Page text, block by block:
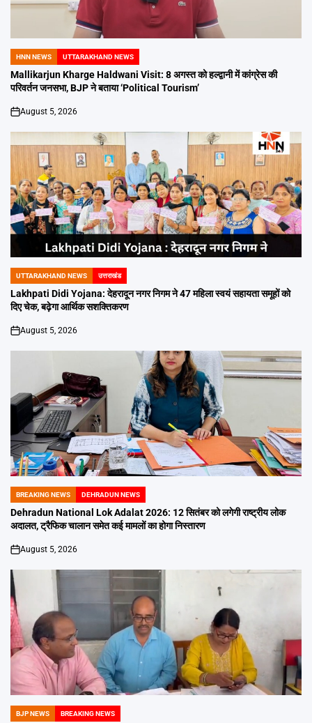
POSTED
IN
HNN NEWS UTTARAKHAND NEWS
Mallikarjun Kharge Haldwani Visit: 8 अगस्त को हल्द्वानी में कांग्रेस की
परिवर्तन जनसभा, BJP ने बताया ‘Political Tourism’
on
August 5, 2026
POSTED
IN
UTTARAKHAND NEWS उत्तराखंड
Lakhpati Didi Yojana: देहरादून नगर निगम ने 47 महिला स्वयं सहायता समूहों को
दिए चेक, बढ़ेगा आर्थिक सशक्तिकरण
on
August 5, 2026
POSTED
IN
BREAKING NEWS DEHRADUN NEWS
Dehradun National Lok Adalat 2026: 12 सितंबर को लगेगी राष्ट्रीय लोक
अदालत, ट्रैफिक चालान समेत कई मामलों का होगा निस्तारण
on
August 5, 2026
POSTED
BJP NEWS BREAKING NEWS